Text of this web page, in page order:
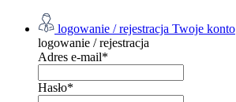
logowanie / rejestracja Twoje konto
logowanie / rejestracja
Adres e-mail*
Hasło*